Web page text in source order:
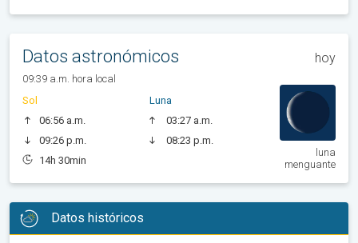
Datos astronómicos hoy
09:39 a.m. hora local
Sol
06:56 a.m.
09:26 p.m.
14h 30min
Luna
03:27 a.m.
08:23 p.m.
luna
menguante
Datos históricos